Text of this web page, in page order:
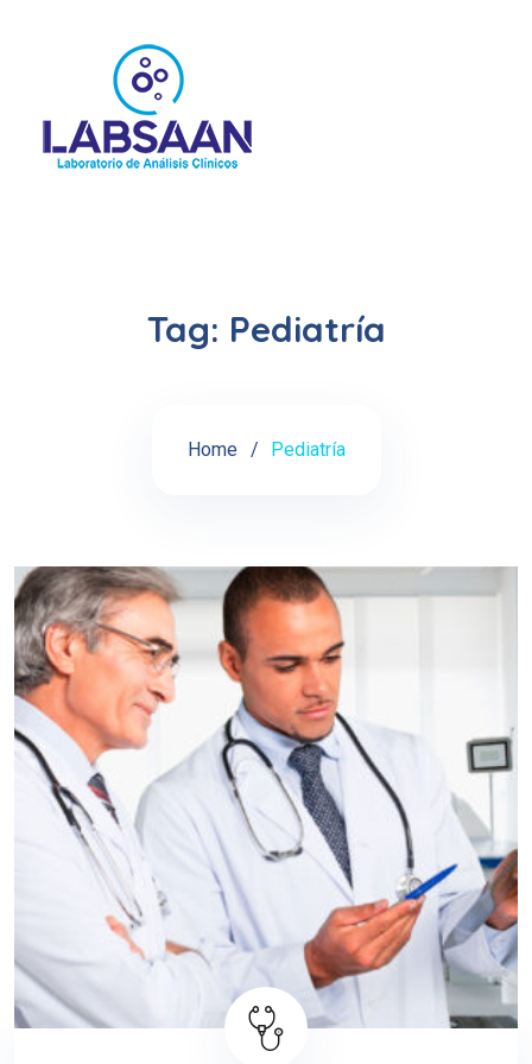
Tag: Pediatría
Home Pediatría